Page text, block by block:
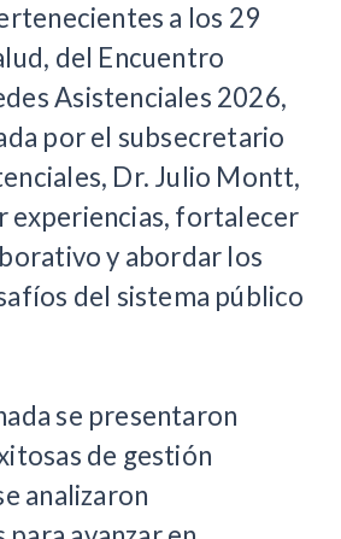
a los 29
del Encuentro
Asistenciales 2026,
por el subsecretario
Dr. Julio Montt,
experiencias, fortalecer
y abordar los
del sistema público
se presentaron
de gestión
analizaron